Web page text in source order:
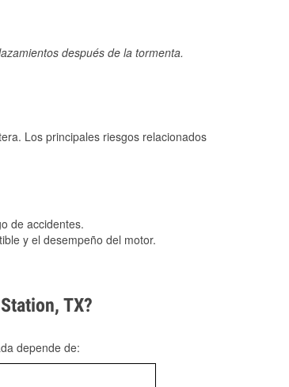
después de la tormenta.
Los principales riesgos relacionados
de accidentes.
y el desempeño del motor.
TX?
depende de: